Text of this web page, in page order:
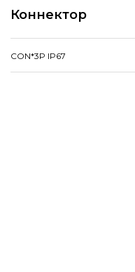
Коннектор
CON*3P IP67